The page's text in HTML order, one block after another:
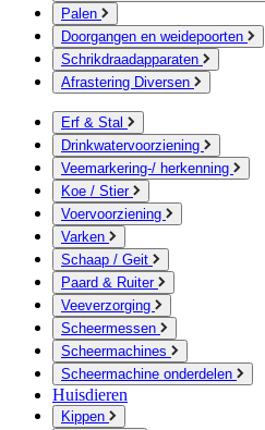
Palen
Doorgangen en weidepoorten
Schrikdraadapparaten
Afrastering Diversen
Erf & Stal
Drinkwatervoorziening
Veemarkering-/ herkenning
Koe / Stier
Voervoorziening
Varken
Schaap / Geit
Paard & Ruiter
Veeverzorging
Scheermessen
Scheermachines
Scheermachine onderdelen
Huisdieren
Kippen